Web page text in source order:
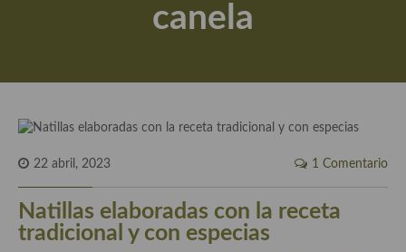
Apuntes, estudios sobre temas interesantes e importantes
Flores en la cocina recetas
Técnicas de emplatado
El mundo del vino y las bebidas
Tiendas especiales
canela
22 abril, 2023 1 Comentario
Natillas elaboradas con la receta
tradicional y con especias